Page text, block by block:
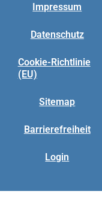
Impressum
Datenschutz
Cookie-Richtlinie
(EU)
Sitemap
Barrierefreiheit
Login